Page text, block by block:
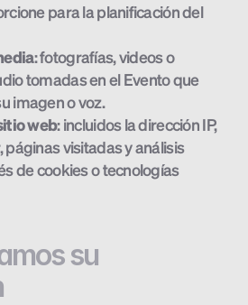
para la planificación del
: fotografías, videos o
tomadas en el Evento que
imagen o voz.
web: incluidos la dirección IP,
visitadas y análisis
de cookies o tecnologías
su